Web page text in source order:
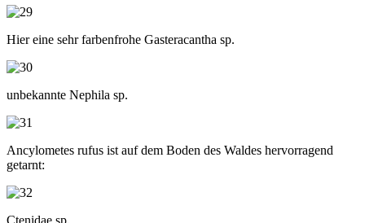
Hier eine sehr farbenfrohe Gasteracantha sp.
unbekannte Nephila sp.
Ancylometes rufus ist auf dem Boden des Waldes hervorragend
getarnt:
Ctenidae sp.